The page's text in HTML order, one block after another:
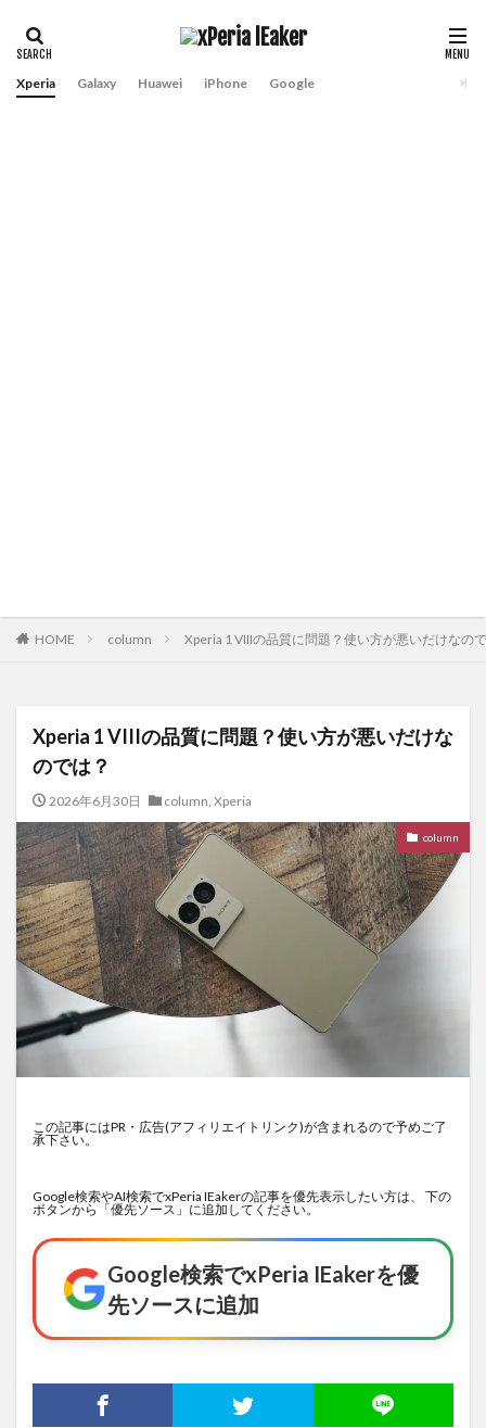
Xperia Galaxy Huawei iPhone Google
HOME column Xperia 1 VIIIの品質に問題？使い方が悪いだけなの
Xperia 1 VIIIの品質に問題？使い方が悪いだけな
のでは？
2026年6月30日 column, Xperia
column
この記事にはPR・広告(アフィリエイトリンク)が含まれるので予めご了
承下さい。
Google検索やAI検索でxPeria IEakerの記事を優先表示したい方は、 下の
ボタンから「優先ソース」に追加してください。
Google検索でxPeria IEakerを優
先ソースに追加